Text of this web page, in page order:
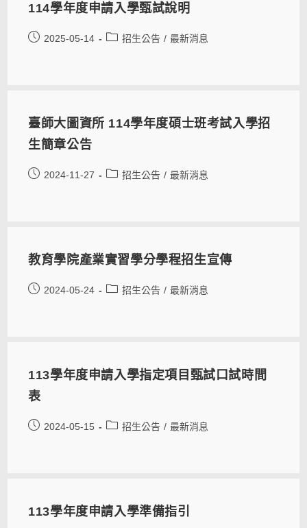
114學年度申請入學甄試說明
2025-05-14 招生公告 / 最新消息
臺師大圖資所 114學年度碩士班考試入學招
生簡章公告
2024-11-27 招生公告 / 最新消息
教育學院產業實習學分學程招生宣傳
2024-05-24 招生公告 / 最新消息
113學年度申請入學指定項目甄試口試時間
表
2024-05-15 招生公告 / 最新消息
113學年度申請入學準備指引